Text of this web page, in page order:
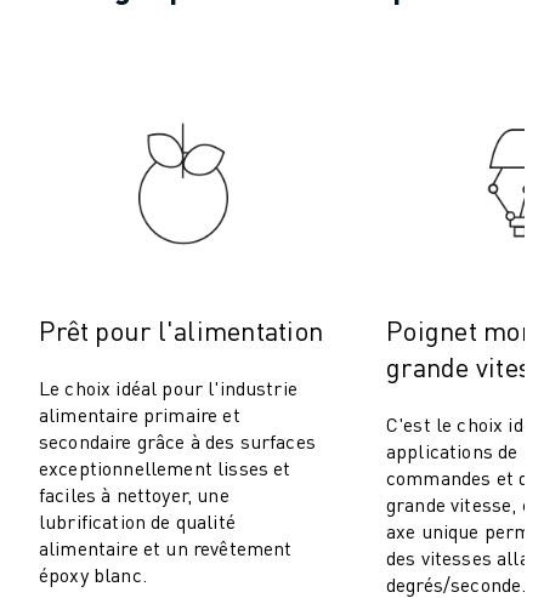
LOGICIEL ROBOCUT
ROBOCUT MAINTENANCE PRÉVENTIVE
DURABILITÉ DU ROBOCUT
DES SOLUTIONS D'USINE INTELLIGENTE POUR AMÉLIORER
ENREGISTREMENT DU PRODUIT "
TÉMOIGNAGES
SOLUTIONS
INDUSTRIES
TOUTES LES INDUSTRIES
AÉROSPATIALE
AUTOMOBILE
VÉHICULES ÉLECTRIQUES
Prêt pour l'alimentation
Le choix idéal pour l'industrie
alimentaire primaire et
secondaire grâce à des surfaces
exceptionnellement lisses et
faciles à nettoyer, une
lubrification de qualité
alimentaire et un revêtement
époxy blanc.
Poignet
grande
C'est le choix
applications de
commandes et
grande vitesse,
axe unique
des vitesses
degrés/seconde.